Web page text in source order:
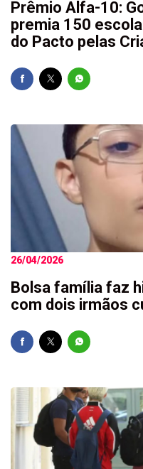
Prêmio Alfa-10:
premia 150
do Pacto pelas
26/04/2026
Bolsa família faz
com dois irmãos